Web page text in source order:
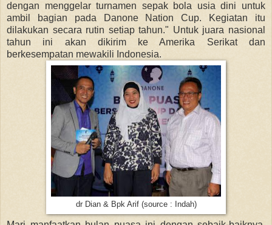
dengan menggelar turnamen sepak bola usia dini untuk
ambil bagian pada Danone Nation Cup. Kegiatan itu
dilakukan secara rutin setiap tahun." Untuk juara nasional
tahun ini akan dikirim ke Amerika Serikat dan
berkesempatan mewakili Indonesia.
dr Dian & Bpk Arif (source : Indah)